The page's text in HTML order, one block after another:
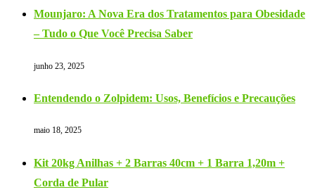
Mounjaro: A Nova Era dos Tratamentos para Obesidade
– Tudo o Que Você Precisa Saber
junho 23, 2025
Entendendo o Zolpidem: Usos, Benefícios e Precauções
maio 18, 2025
Kit 20kg Anilhas + 2 Barras 40cm + 1 Barra 1,20m +
Corda de Pular